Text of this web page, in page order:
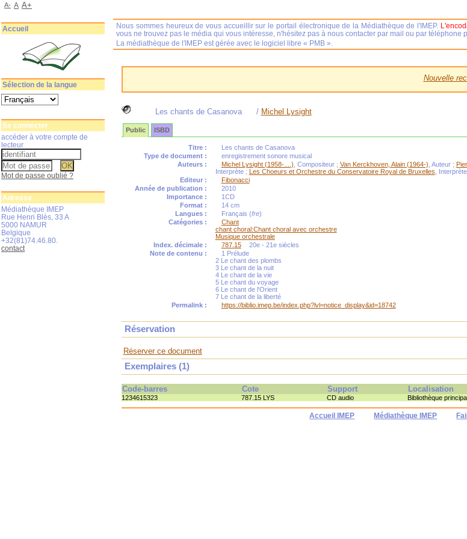
Nouvelle
Les chants de Casanova / Michel Lysight
Public ISBD
Titre :
Les chants de Casanova
Type de document :
enregistrement sonore musical
Auteurs :
Michel Lysight (1958-....) , Compositeur ; Van Kerckhoven, Alain (1964-) , Auteur ;
Interprète ; Les Choeurs et Orchestre du Conservatoire Royal de Bruxelles ,
Editeur :
Fibonacci
Année de publication :
2010
Importance :
1CD
Format :
14 cm
Langues :
Français (fre)
Catégories :
Chant
chant choral:Chant choral avec orchestre
Musique orchestrale
Index. décimale :
787.15
20e - 21e siècles
Note de contenu :
1 Prélude
2 Le chant des plombs
3 Le chant de la nuit
4 Le chant de la vie
5 Le chant du voyage
6 Le chant de l'Orient
7 Le chant de la liberté
Permalink :
https://biblio.imep.be/index.php?lvl=notice_display&id=18742
Réservation
Réserver ce document
Exemplaires (1)
Code-barres Cote Support Localisation
1234615323 787.15 LYS CD audio Bibliothèque
Accueil IMEP Médiathèque IMEP
Nous sommes heureux de vous accueillir sur le portail électronique de la Médiathèque de l'IMEP.
vous ne trouvez pas le média qui vous intéresse, n'hésitez pas à nous contacter par mail ou par téléphone
La médiathèque de l'IMEP est gérée avec le logiciel libre « PMB ».
A- A A+
Accueil
Sélection de la langue
Se connecter
accéder à votre compte de
lecteur
Mot de passe oublié ?
Adresse
Médiathèque IMEP
Rue Henri Blès, 33 A
5000 NAMUR
Belgique
+32(81)74.46.80.
contact